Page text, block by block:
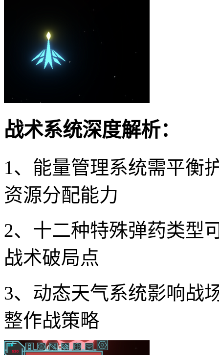
战术系统深度解析：
1、能量管理系统需平衡
资源分配能力
2、十二种特殊弹药类型
战术破局点
3、动态天气系统影响战
整作战策略